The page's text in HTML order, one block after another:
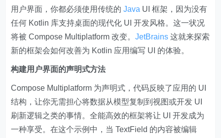
用户界面，你都必须使用传统的Java UI 框架，因为没有
任何 Kotlin 库支持桌面的现代化 UI 开发风格。这一状况
将被 Compose Multiplatform 改变。JetBrains 这就来探索
新的框架会如何改善为 Kotlin 应用编写 UI 的体验。
构建用户界面的声明式方法
Compose Multiplatform 为声明式，代码反映了应用的 UI
结构，让你无需担心将数据从模型复制到视图或开发 UI
刷新逻辑之类的事情。全能高效的框架将让 UI 开发成为
一种享受。在这个示例中，当 TextField 的内容被编辑